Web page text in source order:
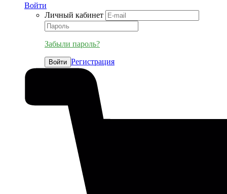
Войти
Личный кабинет
Забыли пароль?
Войти Регистрация